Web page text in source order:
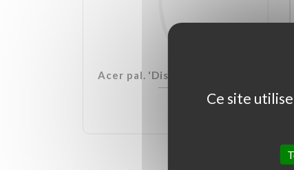
Acer pal. 'Dissectum Garnet'
Ce site